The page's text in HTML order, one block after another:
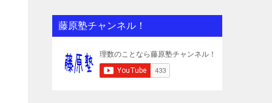
藤原塾チャンネル！